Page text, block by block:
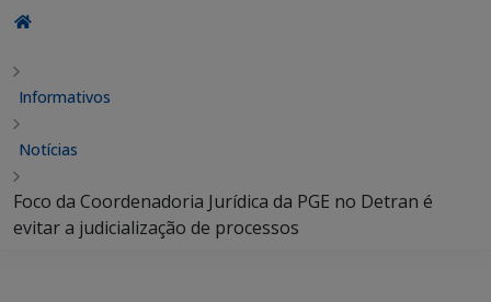
Informativos
Notícias
Foco da Coordenadoria Jurídica da PGE no Detran é
evitar a judicialização de processos